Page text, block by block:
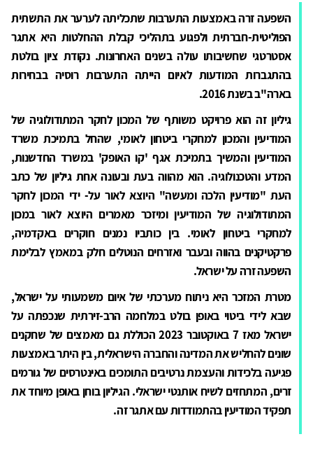
השפעה זרה באמצעות התערבות שתכליתה לערער את התשתית
הפוליטית-חברתית ולפגוע בתהליכי קבלת ההחלטות היא אתגר
אסטרטגי שחשיבותו עולה בשנים האחרונות. נקודת ציון בולטת
בהתגברות המודעות לאיום הייתה התערבות רוסיה בבחירות
בארה"ב בשנת 2016.
גיליון זה הוא פרויקט משותף של המכון לחקר המתודולוגיה של
המודיעין והמכון למחקרי ביטחון לאומי, שהחל בתמיכת משרד
המודיעין והמשיך בתמיכת אגף 'קו האופק' במשרד החדשנות,
המדע והטכנולוגיה. הוא מהווה בעת ובעונה אחת גיליון של כתב
העת "מודיעין הלכה ומעשה" היוצא לאור על- ידי המכון לחקר
המתודולוגיה של המודיעין ומיזכר מאמרים היוצא לאור במכון
למחקרי ביטחון לאומי. בין כותביו נמנים חוקרים באקדמיה,
פרקטיקנים בהווה ובעבר ואזרחים הנוטלים חלק במאמץ לבלימת
השפעה זרה על ישראל.
מטרת המזכר היא ניתוח מערכתי של איום משמעותי על ישראל,
שבא לידי ביטוי באופן בולט במלחמה הרב-זירתית שנכפתה על
ישראל מאז 7 באוקטובר 2023 הכוללת גם מאמצים של שחקנים
שונים להחליש את המדינה והחברה הישראלית, בין היתר באמצעות
פגיעה בלכידות והעצמת נרטיבים התומכים באינטרסים של גורמים
זרים, המתחזים לשיח אותנטי ישראלי. הגיליון בוחן באופן מיוחד את
תפקיד המודיעין בהתמודדות עם אתגר זה.